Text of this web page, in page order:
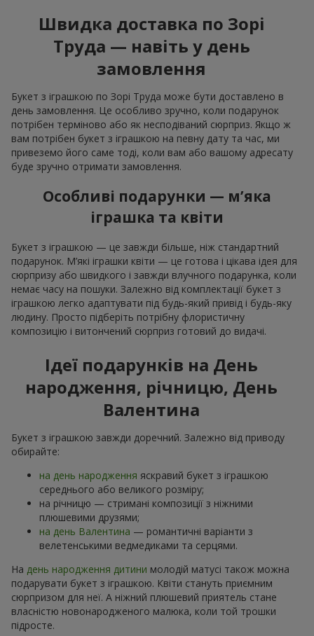
Швидка доставка по Зорі
Труда — навіть у день
замовлення
Букет з іграшкою по Зорі Труда може бути доставлено в
день замовлення. Це особливо зручно, коли подарунок
потрібен терміново або як несподіваний сюрприз. Якщо ж
вам потрібен букет з іграшкою на певну дату та час, ми
привеземо його саме тоді, коли вам або вашому адресату
буде зручно отримати замовлення.
Особливі подарунки — м’яка
іграшка та квіти
Букет з іграшкою — це завжди більше, ніж стандартний
подарунок. М’які іграшки квіти — це готова і цікава ідея для
сюрпризу або швидкого і завжди влучного подарунка, коли
немає часу на пошуки. Залежно від комплектації букет з
іграшкою легко адаптувати під будь-який привід і будь-яку
людину. Просто підберіть потрібну флористичну
композицію і витончений сюрприз готовий до видачі.
Ідеї подарунків на День
народження, річницю, День
Валентина
Букет з іграшкою завжди доречний. Залежно від приводу
обирайте:
на день народження яскравий букет з іграшкою
середнього або великого розміру;
на річницю — стримані композиції з ніжними
плюшевими друзями;
на день Валентина — романтичні варіанти з
велетенськими ведмедиками та серцями.
На день народження дитини молодій матусі також можна
подарувати букет з іграшкою. Квіти стануть приємним
сюрпризом для неї. А ніжний плюшевий приятель стане
власністю новонародженого малюка, коли той трошки
підросте.